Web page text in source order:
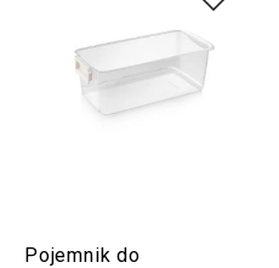
Pojemnik do